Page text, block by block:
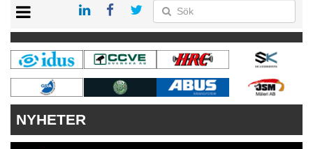
KONTAKT
VÅRA ANDRA MAGASIN
PRENUMERERA
ANNONSERA
NYHETER